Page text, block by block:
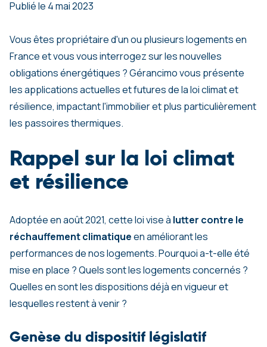
Publié le 4 mai 2023
Vous êtes propriétaire d'un ou plusieurs logements en
France et vous vous interrogez sur les nouvelles
obligations énergétiques ? Gérancimo vous présente
les applications actuelles et futures de la loi climat et
résilience, impactant l'immobilier et plus particulièrement
les passoires thermiques.
Rappel sur la loi climat
et résilience
Adoptée en août 2021, cette loi vise à lutter contre le
réchauffement climatiqueen améliorant les
performances de nos logements. Pourquoi a-t-elle été
mise en place ? Quels sont les logements concernés ?
Quelles en sont les dispositions déjà en vigueur et
lesquelles restent à venir ?
Genèse du dispositif législatif